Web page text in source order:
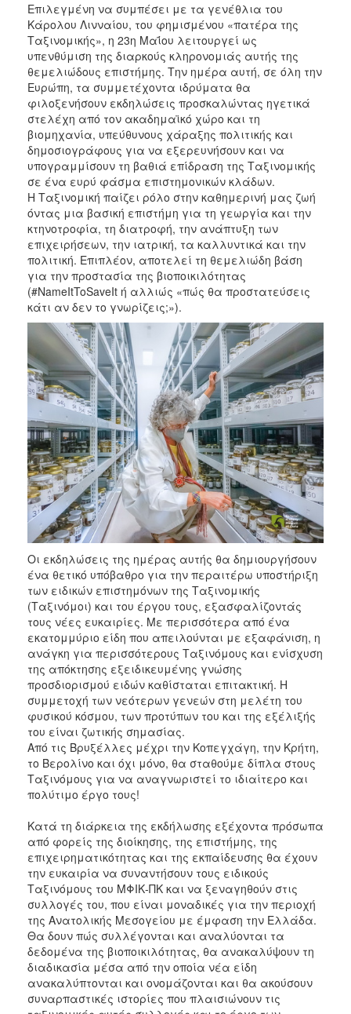
Επιλεγμένη να συμπέσει με τα γενέθλια του
Κάρολου Λινναίου, του φημισμένου «πατέρα της
Ταξινομικής», η 23η Μαΐου λειτουργεί ως
υπενθύμιση της διαρκούς κληρονομιάς αυτής της
θεμελιώδους επιστήμης. Την ημέρα αυτή, σε όλη την
Ευρώπη, τα συμμετέχοντα ιδρύματα θα
φιλοξενήσουν εκδηλώσεις προσκαλώντας ηγετικά
στελέχη από τον ακαδημαϊκό χώρο και τη
βιομηχανία, υπεύθυνους χάραξης πολιτικής και
δημοσιογράφους για να εξερευνήσουν και να
υπογραμμίσουν τη βαθιά επίδραση της Ταξινομικής
σε ένα ευρύ φάσμα επιστημονικών κλάδων.
Η Ταξινομική παίζει ρόλο στην καθημερινή μας ζωή
όντας μια βασική επιστήμη για τη γεωργία και την
κτηνοτροφία, τη διατροφή, την ανάπτυξη των
επιχειρήσεων, την ιατρική, τα καλλυντικά και την
πολιτική. Επιπλέον, αποτελεί τη θεμελιώδη βάση
για την προστασία της βιοποικιλότητας
(#NameItToSaveIt ή αλλιώς «πώς θα προστατεύσεις
κάτι αν δεν το γνωρίζεις;»).
Οι εκδηλώσεις της ημέρας αυτής θα δημιουργήσουν
ένα θετικό υπόβαθρο για την περαιτέρω υποστήριξη
των ειδικών επιστημόνων της Ταξινομικής
(Ταξινόμοι) και του έργου τους, εξασφαλίζοντάς
τους νέες ευκαιρίες. Με περισσότερα από ένα
εκατομμύριο είδη που απειλούνται με εξαφάνιση, η
ανάγκη για περισσότερους Ταξινόμους και ενίσχυση
της απόκτησης εξειδικευμένης γνώσης
προσδιορισμού ειδών καθίσταται επιτακτική. Η
συμμετοχή των νεότερων γενεών στη μελέτη του
φυσικού κόσμου, των προτύπων του και της εξέλιξής
του είναι ζωτικής σημασίας.
Από τις Βρυξέλλες μέχρι την Κοπεγχάγη, την Κρήτη,
το Βερολίνο και όχι μόνο, θα σταθούμε δίπλα στους
Ταξινόμους για να αναγνωριστεί το ιδιαίτερο και
πολύτιμο έργο τους!
Κατά τη διάρκεια της εκδήλωσης εξέχοντα πρόσωπα
από φορείς της διοίκησης, της επιστήμης, της
επιχειρηματικότητας και της εκπαίδευσης θα έχουν
την ευκαιρία να συναντήσουν τους ειδικούς
Ταξινόμους του ΜΦΙΚ-ΠΚ και να ξεναγηθούν στις
συλλογές του, που είναι μοναδικές για την περιοχή
της Ανατολικής Μεσογείου με έμφαση την Ελλάδα.
Θα δουν πώς συλλέγονται και αναλύονται τα
δεδομένα της βιοποικιλότητας, θα ανακαλύψουν τη
διαδικασία μέσα από την οποία νέα είδη
ανακαλύπτονται και ονομάζονται και θα ακούσουν
συναρπαστικές ιστορίες που πλαισιώνουν τις